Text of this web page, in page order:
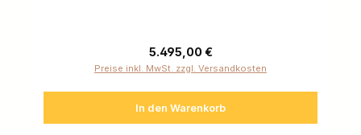
Regulärer Preis:
5.495,00 €
Preise inkl. MwSt. zzgl. Versandkosten
In den Warenkorb